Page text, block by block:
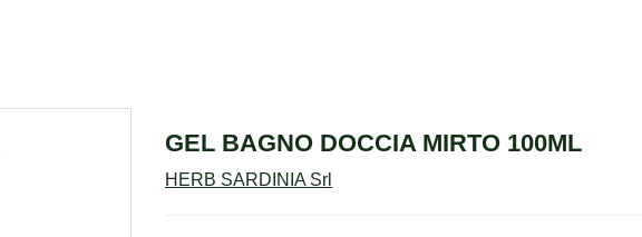
GEL BAGNO DOCCIA MIRTO 100ML
HERB SARDINIA Srl